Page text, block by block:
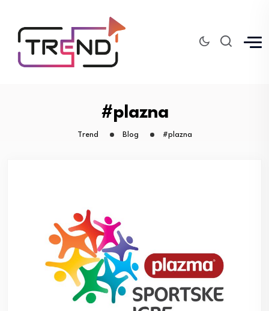
#plazna
Trend Blog #plazna